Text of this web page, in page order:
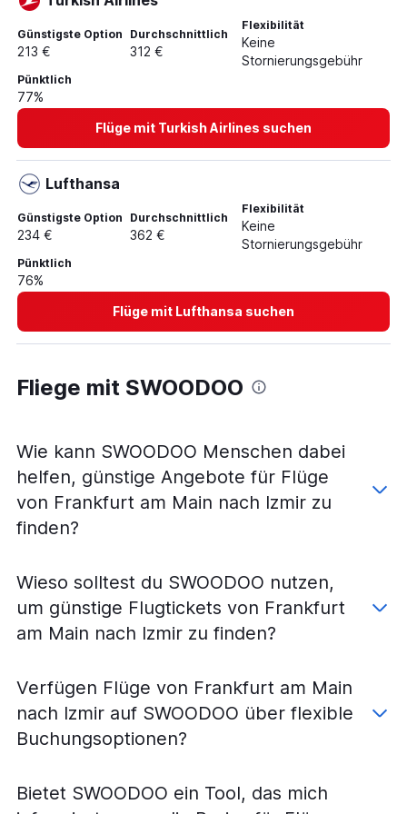
Flüge von Münster nach Antalya
Flüge von München nach Izmir
Flüge von Düsseldorf nach Samsun
Flüge von Nürnberg nach Istanbul
Flüge von Düsseldorf nach Ankara
Flüge von Düsseldorf nach Gazipaşa
Günstigste Option
213 €
Durchschnittlich
312 €
Flexibilität
Keine
Stornierungsgebühr
Pünktlich
77%
Flüge mit Turkish Airlines suchen
Lufthansa
Günstigste Option
234 €
Durchschnittlich
362 €
Flexibilität
Keine
Stornierungsgebühr
Pünktlich
76%
Flüge mit Lufthansa suchen
Fliege mit SWOODOO
Wie kann SWOODOO Menschen dabei
helfen, günstige Angebote für Flüge
von Frankfurt am Main nach Izmir zu
finden?
Wieso solltest du SWOODOO nutzen,
um günstige Flugtickets von Frankfurt
am Main nach Izmir zu finden?
Verfügen Flüge von Frankfurt am Main
nach Izmir auf SWOODOO über flexible
Buchungsoptionen?
Bietet SWOODOO ein Tool, das mich